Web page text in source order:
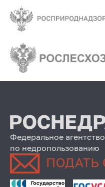
Федеральное агентство
по недропользованию